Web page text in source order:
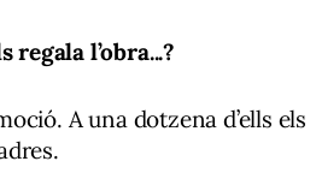
regala l’obra...?
A una dotzena d’ells els